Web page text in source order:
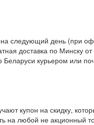
на следующий день (при
доставка по Минску
Беларуси курьером или
купон на скидку,
на любой не акционный